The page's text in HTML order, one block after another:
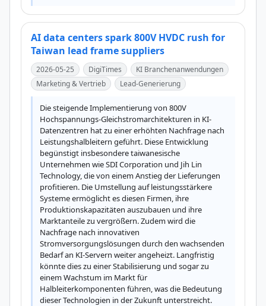
AI data centers spark 800V HVDC rush for
Taiwan lead frame suppliers
2026-05-25 DigiTimes
KI Branchenanwendungen
Marketing & Vertrieb
Lead-Generierung
Die steigende Implementierung von 800V
Hochspannungs-Gleichstromarchitekturen in KI-
Datenzentren hat zu einer erhöhten Nachfrage nach
Leistungshalbleitern geführt. Diese Entwicklung
begünstigt insbesondere taiwanesische
Unternehmen wie SDI Corporation und Jih Lin
Technology, die von einem Anstieg der Lieferungen
profitieren. Die Umstellung auf leistungsstärkere
Systeme ermöglicht es diesen Firmen, ihre
Produktionskapazitäten auszubauen und ihre
Marktanteile zu vergrößern. Zudem wird die
Nachfrage nach innovativen
Stromversorgungslösungen durch den wachsenden
Bedarf an KI-Servern weiter angeheizt. Langfristig
könnte dies zu einer Stabilisierung und sogar zu
einem Wachstum im Markt für
Halbleiterkomponenten führen, was die Bedeutung
dieser Technologien in der Zukunft unterstreicht.